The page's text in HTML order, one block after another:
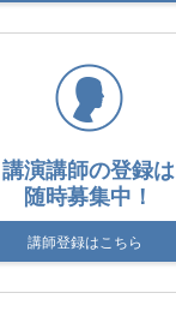
講演講師の登録は
随時募集中！
講師登録はこちら